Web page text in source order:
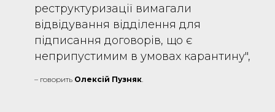
реструктуризації вимагали
відвідування відділення для
підписання договорів, що є
неприпустимим в умовах карантину",
– говорить Олексій Пузняк.